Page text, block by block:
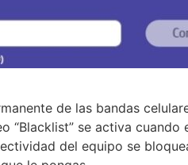
de las bandas
se activa cuando
del equipo se